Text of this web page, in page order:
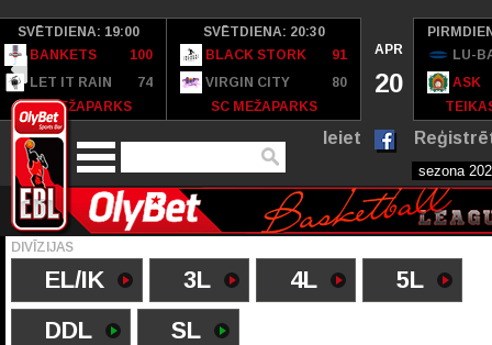
SVĒTDIENA: 19:00
BANKETS
100
LET IT RAIN
74
SC MEŽAPARKS
SVĒTDIENA: 20:30
BLACK STORK
91
VIRGIN CITY
80
SC MEŽAPARKS
APR
20
LU-
ASK
Ieiet
DIVĪZIJAS
EL/IK 3L 4L
5L
DDL
SL